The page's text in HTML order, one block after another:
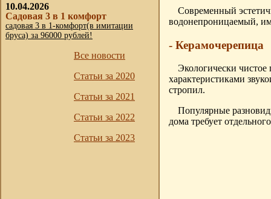
10.04.2026
Садовая 3 в 1 комфорт
садовая 3 в 1-комфорт(в имитации
бруса) за 96000 рублей!
Все новости
Статьи за 2020
Статьи за 2021
Статьи за 2022
Статьи за 2023
Современный
водонепроницаемый,
- Керамочерепица
Экологически
характеристиками
стропил.
Популярные
дома требует